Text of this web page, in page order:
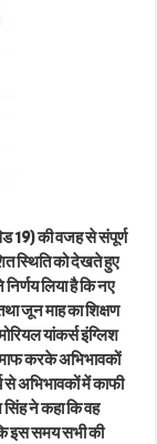
19) की वजह से संपूर्ण
स्थिति को देखते हुए
लिया है कि नए
जून माह का शिक्षण
यांकर्स इंग्लिश
करके अभिभावकों
से अभिभावकों में काफी
ने कहा कि वह
इस समय सभी की